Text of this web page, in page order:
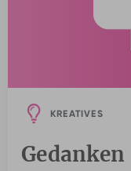
KREATIVES
Gedanken